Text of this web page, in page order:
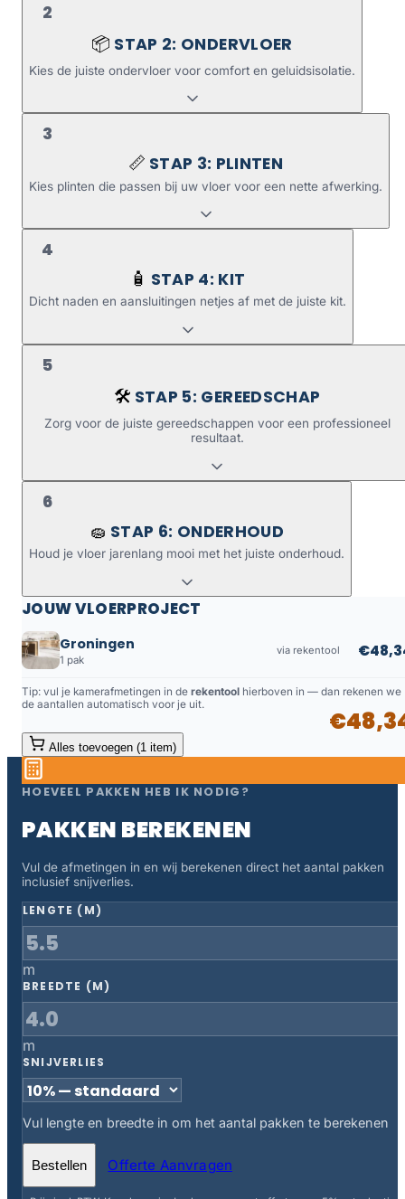
2
📦 STAP 2: ONDERVLOER
Kies de juiste ondervloer voor comfort en geluidsisolatie.
3
📏 STAP 3: PLINTEN
Kies plinten die passen bij uw vloer voor een nette afwerking.
4
🧴 STAP 4: KIT
Dicht naden en aansluitingen netjes af met de juiste kit.
5
🛠️ STAP 5: GEREEDSCHAP
Zorg voor de juiste gereedschappen voor een professioneel
resultaat.
6
🧽 STAP 6: ONDERHOUD
Houd je vloer jarenlang mooi met het juiste onderhoud.
JOUW VLOERPROJECT
Groningen
1 pak
via rekentool
Tip: vul je kamerafmetingen in de rekentool hierboven in — dan rekenen we
de aantallen automatisch voor je uit.
Alles toevoegen (1 item)
HOEVEEL PAKKEN HEB IK NODIG?
PAKKEN BEREKENEN
Vul de afmetingen in en wij berekenen direct het aantal pakken
inclusief snijverlies.
LENGTE (M)
m
BREEDTE (M)
m
SNIJVERLIES
Vul lengte en breedte in om het aantal pakken te berekenen
Bestellen Offerte Aanvragen